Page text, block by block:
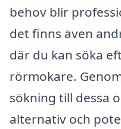
behov blir
det finns även
där du kan söka
rörmokare.
sökning till dessa
alternativ och